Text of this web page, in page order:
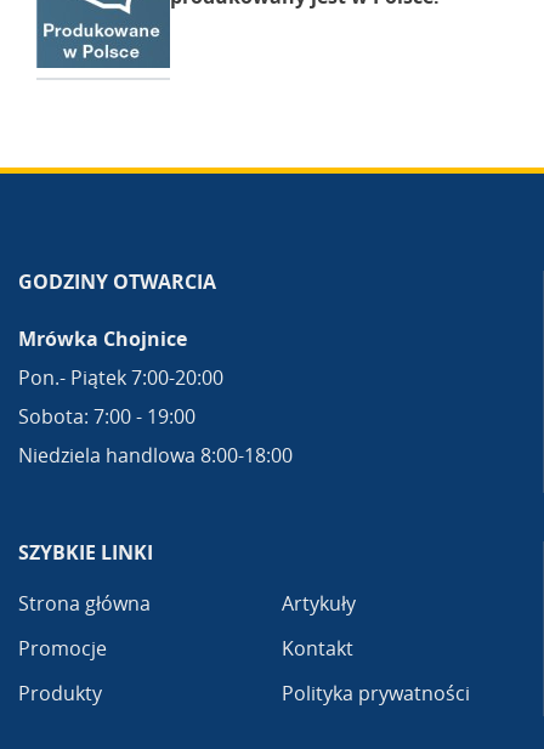
GODZINY OTWARCIA
Mrówka Chojnice
Pon.- Piątek 7:00-20:00
Sobota: 7:00 - 19:00
Niedziela handlowa 8:00-18:00
SZYBKIE LINKI
Strona główna
Promocje
Produkty
Artykuły
Kontakt
Polityka prywatności